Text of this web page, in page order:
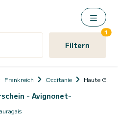
Filtern
1
Frankreich Occitanie Haute
- Avignonet-